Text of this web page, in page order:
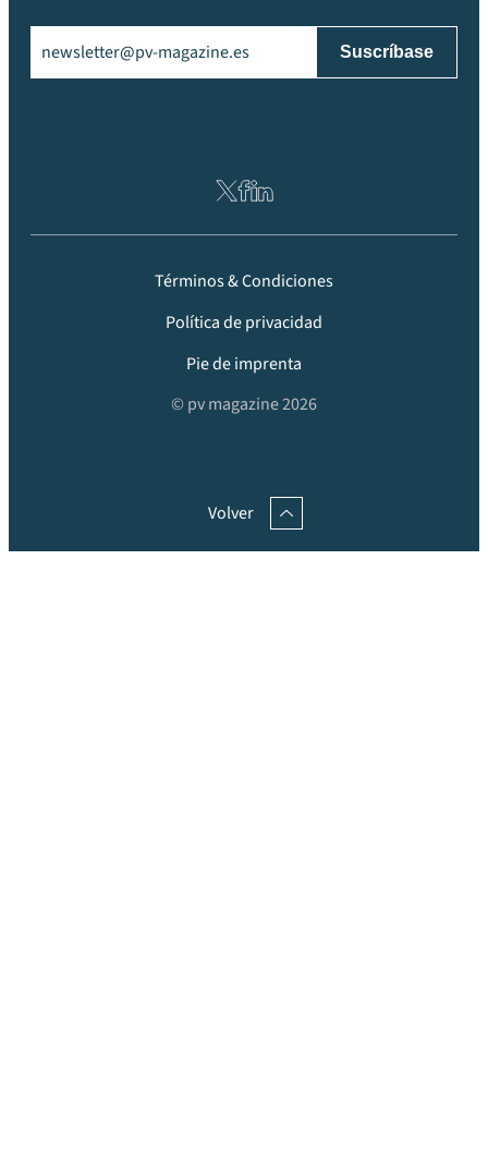
Términos & Condiciones
Política de privacidad
Pie de imprenta
© pv magazine 2026
Volver